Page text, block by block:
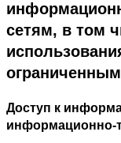
сетям, в том
Доступ к
информационно-